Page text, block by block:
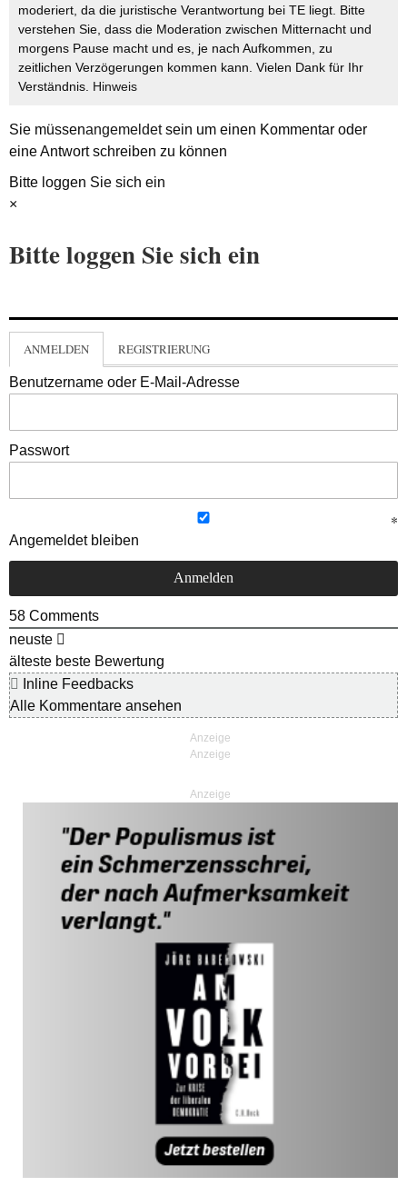
moderiert, da die juristische Verantwortung bei TE liegt. Bitte
verstehen Sie, dass die Moderation zwischen Mitternacht und
morgens Pause macht und es, je nach Aufkommen, zu
zeitlichen Verzögerungen kommen kann. Vielen Dank für Ihr
Verständnis. Hinweis
Sie müssenangemeldetsein um einen Kommentar oder
eine Antwort schreiben zu können
Bitte loggen Sie sich ein
×
Bitte loggen Sie sich ein
ANMELDEN REGISTRIERUNG
Benutzername oder E-Mail-Adresse
Passwort
Angemeldet bleiben
58 Comments
neuste
älteste beste Bewertung
Inline Feedbacks
Alle Kommentare ansehen
Anzeige